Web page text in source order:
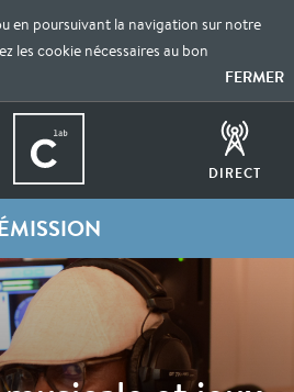
en poursuivant la navigation sur notre
les cookie nécessaires au bon
FERMER
DIRECT